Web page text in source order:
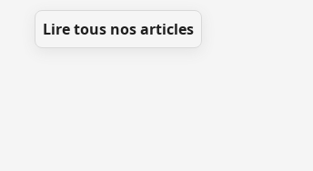
Lire tous nos articles